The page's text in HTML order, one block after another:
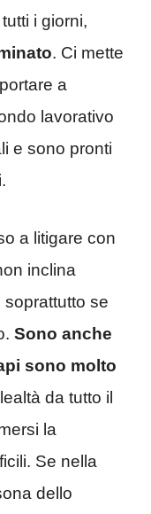
i giorni,
. Ci mette
a
lavorativo
e sono pronti
a litigare con
inclina
soprattutto se
Sono anche
sono molto
da tutto il
la
Se nella
dello